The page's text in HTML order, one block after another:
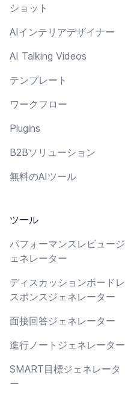
ショット
AIインテリアデザイナー
AI Talking Videos
テンプレート
ワークフロー
Plugins
B2Bソリューション
無料のAIツール
ツール
パフォーマンスレビュージ
ェネレーター
ディスカッションボードレ
スポンスジェネレーター
面接回答ジェネレーター
進行ノートジェネレーター
SMART目標ジェネレータ
ー